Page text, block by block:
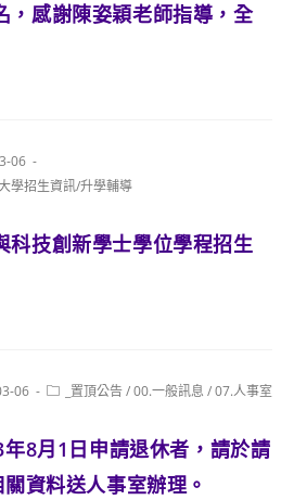
，感謝陳姿穎老師指導，全
06
學招生資訊/升學輔導
科技創新學士學位學程招生
06
Post _置頂公告/00.一般訊息 /07.人事室
8月1日申請退休者，請於請
資料送人事室辦理。